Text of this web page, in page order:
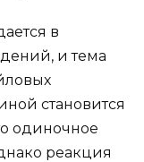
в
и тема
становится
одиночное
реакция